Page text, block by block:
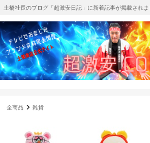
土橋社長のブログ「超激安日記」に新着記事が掲載されま
全商品 雑貨